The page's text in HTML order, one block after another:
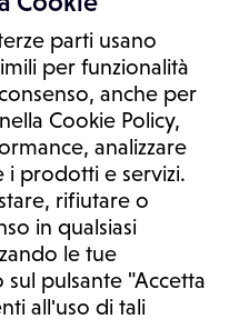
parti usano
per funzionalità
anche per
Cookie Policy,
analizzare
i prodotti e servizi.
rifiutare o
in qualsiasi
le tue
pulsante "Accetta
all'uso di tali
non sono un consulto medico.
sostituiscono un consulto, una
Non si devono considerare
per la formulazione di
un trattamento o l'assunzione o
prima consultare un medico di
o uno specialista.
Policy |Gestione cookie
diritti riservati.